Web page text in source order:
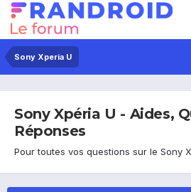
Sony Xperia U
Sony Xpéria U - Aides,
Réponses
Pour toutes vos questions sur le Sony